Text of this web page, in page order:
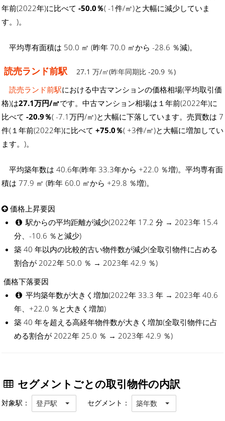
年前(2022年)に比べて -50.0％( -1件/㎡)と大幅に減少していま
す。)。
平均専有面積は 50.0 ㎡ (昨年 70.0 ㎡から -28.6 ％減)。
読売ランド前駅 27.1 万/㎡(昨年同期比 -20.9 ％)
読売ランド前駅における中古マンションの価格相場(平均取引価
格)は27.1万円/㎡です。中古マンション相場は１年前(2022年)に
比べて -20.9％( -7.1万円/㎡)と大幅に下落しています。売買数は 7
件(１年前(2022年)に比べて +75.0％( +3件/㎡)と大幅に増加してい
ます。)。
平均築年数は 40.6年(昨年 33.3年から +22.0 ％増)。平均専有面
積は 77.9 ㎡ (昨年 60.0 ㎡から +29.8 ％増)。
価格上昇要因
駅からの平均距離が減少(2022年 17.2 分 → 2023年 15.4
分、-10.6 ％と減少)
築 40 年以内の比較的古い物件数が減少(全取引物件に占める
割合が 2022年 50.0 ％ → 2023年 42.9 ％)
価格下落要因
平均築年数が大きく増加(2022年 33.3 年 → 2023年 40.6
年、+22.0 ％と大きく増加)
築 40 年を超える高経年物件数が大きく増加(全取引物件に占
める割合が 2022年 25.0 ％ → 2023年 42.9 ％)
セグメントごとの取引物件の内訳
対象駅： 登戸駅 セグメント： 築年数